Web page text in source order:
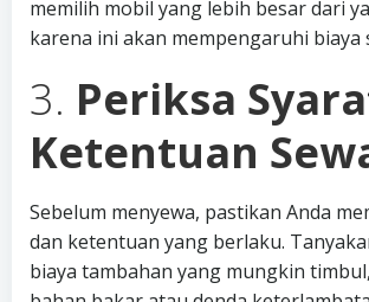
memilih mobil yang lebih besar dari
karena ini akan mempengaruhi biaya
3. Periksa
Ketentuan
Sebelum menyewa, pastikan Anda
dan ketentuan yang berlaku.
biaya tambahan yang mungkin